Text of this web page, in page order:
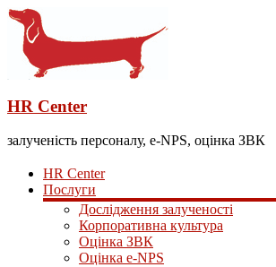
HR Center
залученість персоналу, e-NPS, оцінка ЗВК
HR Center
Послуги
Дослідження залученості
Корпоративна культура
Оцінка ЗВК
Оцінка e-NPS